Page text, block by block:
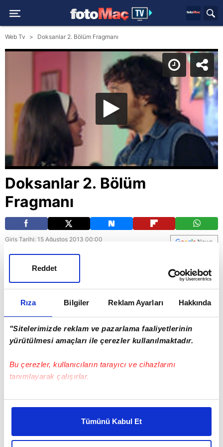
Rıza Bilgiler Reklam Ayarları Hakkında
"Sitelerimizde reklam ve pazarlama faaliyetlerinin
yürütülmesi amaçları ile çerezler kullanılmaktadır.
Bu çerezler, kullanıcıların tarayıcı ve cihazlarını
tanımlayarak çalışırlar.
Bu çerezlere izin vermeniz halinde sizlere özel
daha iyi reklam deneyimi yaşatabiliriz. Bunu yaparken
amacımızın size daha iyi bir reklam deneyimi sunmak
Tümünü Kabul Et
Reddet
Web Tv Doksanlar 2. Bölüm Fragmanı
Doksanlar 2. Bölüm
Fragmanı
Giriş Tarihi: 15 Ağustos 2013 00:00